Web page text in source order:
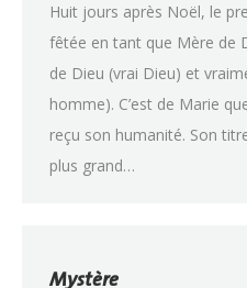
Huit jours après Noël, le
fêtée en tant que Mère de
de Dieu (vrai Dieu) et
homme). C’est de Marie
reçu son humanité. Son
plus grand…
Mystère